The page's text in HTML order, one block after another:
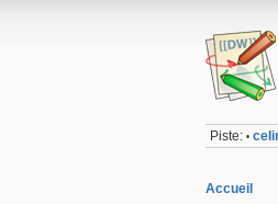
Piste: •
Accueil